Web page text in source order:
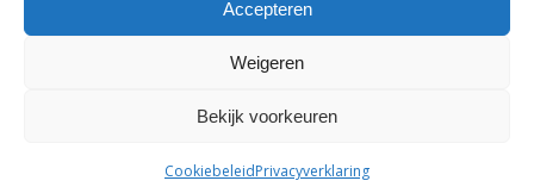
Accepteren
Weigeren
Bekijk voorkeuren
CookiebeleidPrivacyverklaring
1998 - 2026 © Smederij Cornelis Pronk - Hosting: